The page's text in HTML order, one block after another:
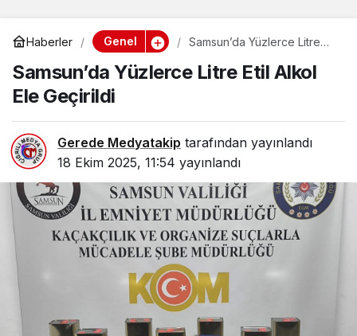
Haberler Genel
Samsun’da Yüzlerce Litre
Samsun’da Yüzlerce Litre Etil Alkol
Ele Geçirildi
Gerede Medyatakip tarafından yayınlandı
18 Ekim 2025, 11:54 yayınlandı